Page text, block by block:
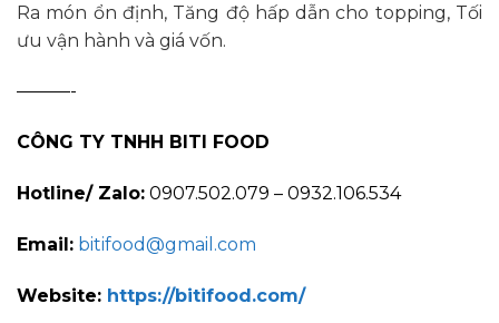
Ra món ổn định, Tăng độ hấp dẫn cho topping, Tối
ưu vận hành và giá vốn.
———-
CÔNG TY TNHH BITI FOOD
Hotline/ Zalo: 0907.502.079 – 0932.106.534
Email: bitifood@gmail.com
Website: https://bitifood.com/